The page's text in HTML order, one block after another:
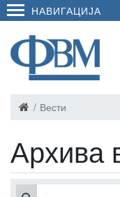
НАВИГАЦИЈА
Вести
Архива